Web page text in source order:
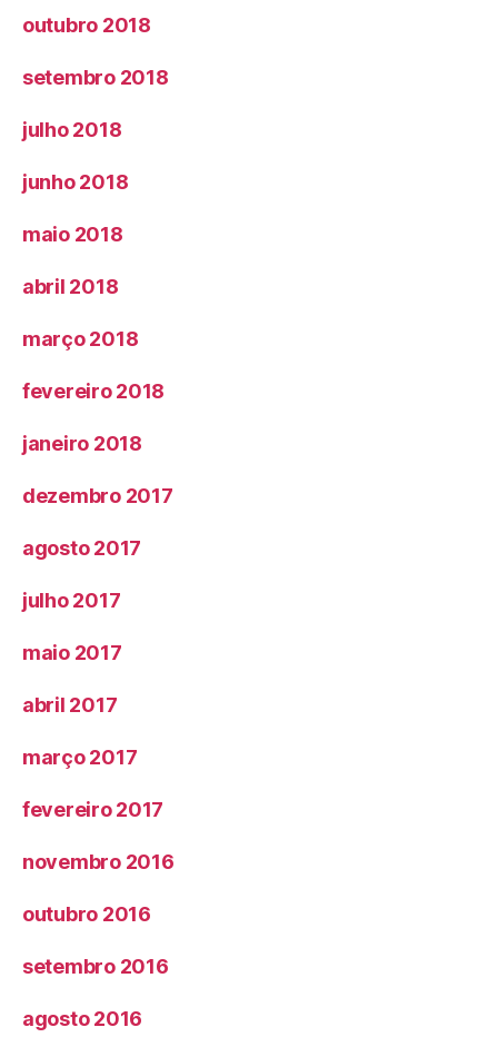
outubro 2018
setembro 2018
julho 2018
junho 2018
maio 2018
abril 2018
março 2018
fevereiro 2018
janeiro 2018
dezembro 2017
agosto 2017
julho 2017
maio 2017
abril 2017
março 2017
fevereiro 2017
novembro 2016
outubro 2016
setembro 2016
agosto 2016